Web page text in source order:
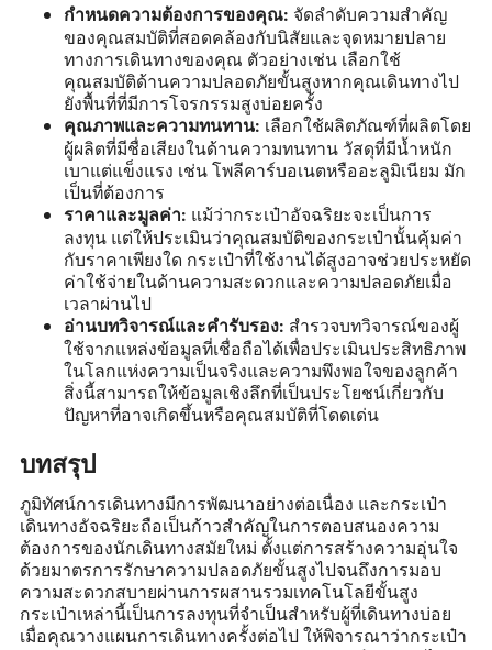
กำหนดความต้องการของคุณ: จัดลำดับความสำคัญ
ของคุณสมบัติที่สอดคล้องกับนิสัยและจุดหมายปลาย
ทางการเดินทางของคุณ ตัวอย่างเช่น เลือกใช้
คุณสมบัติด้านความปลอดภัยขั้นสูงหากคุณเดินทางไป
ยังพื้นที่ที่มีการโจรกรรมสูงบ่อยครั้ง
คุณภาพและความทนทาน: เลือกใช้ผลิตภัณฑ์ที่ผลิตโดย
ผู้ผลิตที่มีชื่อเสียงในด้านความทนทาน วัสดุที่มีน้ำหนัก
เบาแต่แข็งแรง เช่น โพลีคาร์บอเนตหรืออะลูมิเนียม มัก
เป็นที่ต้องการ
ราคาและมูลค่า: แม้ว่ากระเป๋าอัจฉริยะจะเป็นการ
ลงทุน แต่ให้ประเมินว่าคุณสมบัติของกระเป๋านั้นคุ้มค่า
กับราคาเพียงใด กระเป๋าที่ใช้งานได้สูงอาจช่วยประหยัด
ค่าใช้จ่ายในด้านความสะดวกและความปลอดภัยเมื่อ
เวลาผ่านไป
อ่านบทวิจารณ์และคำรับรอง: สำรวจบทวิจารณ์ของผู้
ใช้จากแหล่งข้อมูลที่เชื่อถือได้เพื่อประเมินประสิทธิภาพ
ในโลกแห่งความเป็นจริงและความพึงพอใจของลูกค้า
สิ่งนี้สามารถให้ข้อมูลเชิงลึกที่เป็นประโยชน์เกี่ยวกับ
ปัญหาที่อาจเกิดขึ้นหรือคุณสมบัติที่โดดเด่น
บทสรุป
ภูมิทัศน์การเดินทางมีการพัฒนาอย่างต่อเนื่อง และกระเป๋า
เดินทางอัจฉริยะถือเป็นก้าวสำคัญในการตอบสนองความ
ต้องการของนักเดินทางสมัยใหม่ ตั้งแต่การสร้างความอุ่นใจ
ด้วยมาตรการรักษาความปลอดภัยขั้นสูงไปจนถึงการมอบ
ความสะดวกสบายผ่านการผสานรวมเทคโนโลยีขั้นสูง
กระเป๋าเหล่านี้เป็นการลงทุนที่จำเป็นสำหรับผู้ที่เดินทางบ่อย
เมื่อคุณวางแผนการเดินทางครั้งต่อไป ให้พิจารณาว่ากระเป๋า